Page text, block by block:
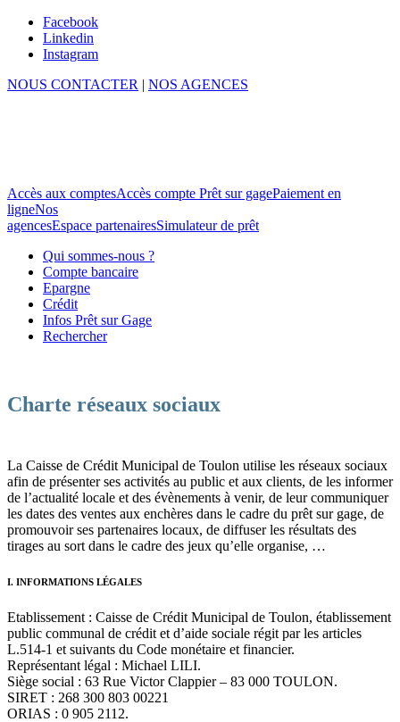
Facebook
Linkedin
Instagram
NOUS CONTACTER | NOS AGENCES
Accès aux comptesAccès compte Prêt sur gagePaiement en
ligneNos
agencesEspace partenairesSimulateur de prêt
Qui sommes-nous ?
Compte bancaire
Epargne
Crédit
Infos Prêt sur Gage
Rechercher
Charte réseaux sociaux
La Caisse de Crédit Municipal de Toulon utilise les réseaux sociaux
afin de présenter ses activités au public et aux clients, de les informer
de l’actualité locale et des évènements à venir, de leur communiquer
les dates des ventes aux enchères dans le cadre du prêt sur gage, de
promouvoir ses partenaires locaux, de diffuser les résultats des
tirages au sort dans le cadre des jeux qu’elle organise, …
I. INFORMATIONS LÉGALES
Etablissement : Caisse de Crédit Municipal de Toulon, établissement
public communal de crédit et d’aide sociale régit par les articles
L.514-1 et suivants du Code monétaire et financier.
Représentant légal : Michael LILI.
Siège social : 63 Rue Victor Clappier – 83 000 TOULON.
SIRET : 268 300 803 00221
ORIAS : 0 905 2112.